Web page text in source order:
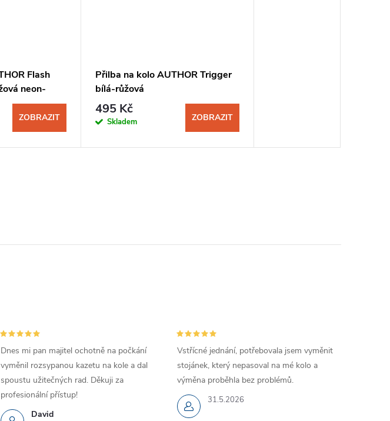
Flash
neon-
ZOBRAZIT
Přilba na kolo AUTHOR Trigger
bílá-růžová
495 Kč
Skladem ZOBRAZIT
David
Dnes mi pan majitel ochotně na počkání
vyměnil rozsypanou kazetu na kole a dal
spoustu užitečných rad. Děkuji za
profesionální přístup!
31.5.2026
Vstřícné jednání, potřebovala jsem vyměnit
stojánek, který nepasoval na mé kolo a
výměna proběhla bez problémů.